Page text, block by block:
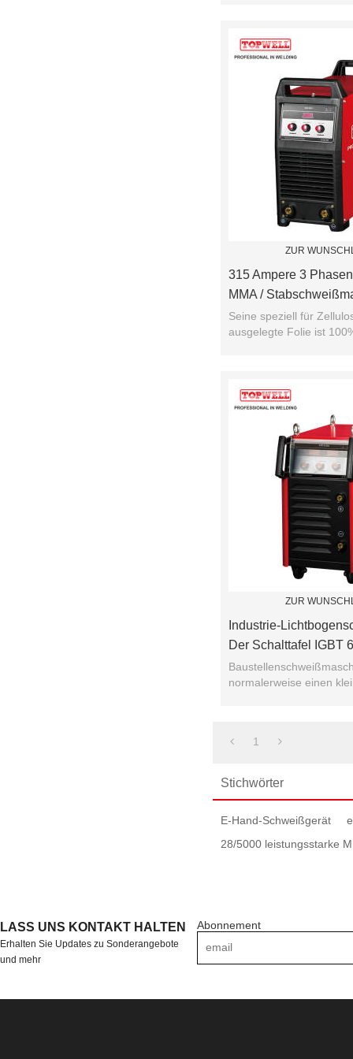
ZUR
315 Ampere 3
MMA /
Seine speziell für
ausgelegte Folie ist
ZUR
Industrie-
Der Schalttafel IGBT
normalerweise einen
1
Stichwörter
E-Hand-Schweißgerät
28/5000 leistungsstarke
LASS UNS KONTAKT HALTEN
Erhalten Sie Updates zu Sonderangebote
und mehr
Abonnement